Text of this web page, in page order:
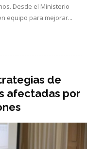
Desde el Ministerio
equipo para mejorar...
de
afectadas por